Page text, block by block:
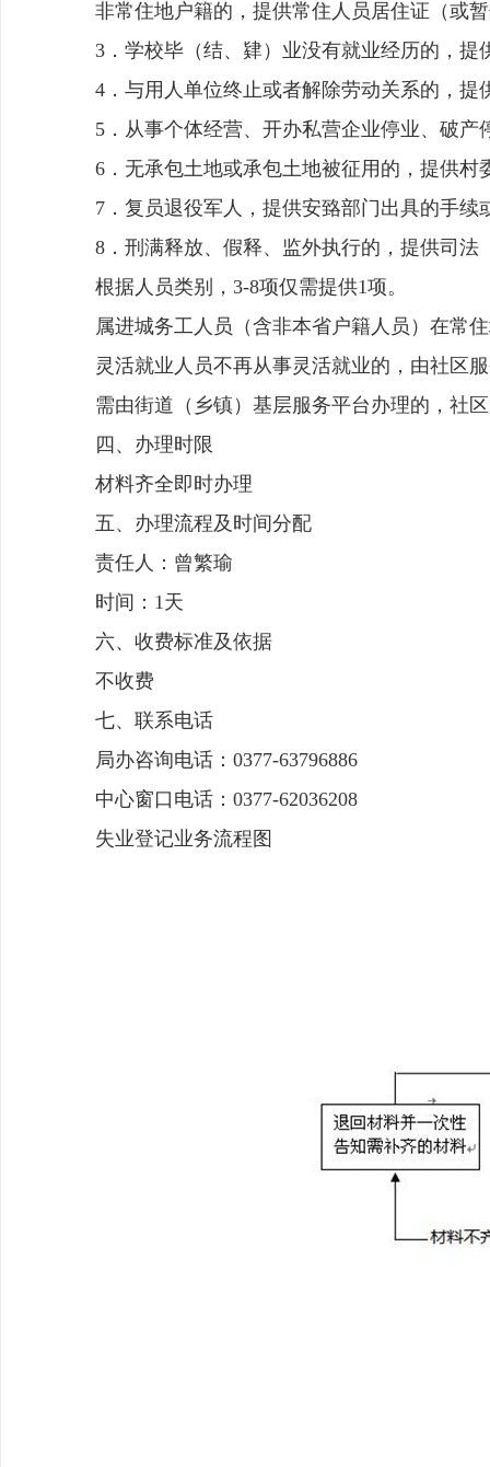
非常住地户籍的，提供常住人员居住证（或
3．学校毕（结、肄）业没有就业经历的，提
4．与用人单位终止或者解除劳动关系的，提
5．从事个体经营、开办私营企业停业、破
6．无承包土地或承包土地被征用的，提供村
7．复员退役军人，提供安臵部门出具的手
8．刑满释放、假释、监外执行的，提供司法
根据人员类别，3-8项仅需提供1项。
属进城务工人员（含非本省户籍人员）在常
灵活就业人员不再从事灵活就业的，由社区
需由街道（乡镇）基层服务平台办理的，社
四、办理时限
材料齐全即时办理
五、办理流程及时间分配
责任人：曾繁瑜
时间：1天
六、收费标准及依据
不收费
七、联系电话
局办咨询电话：0377-63796886
中心窗口电话：0377-62036208
失业登记业务流程图